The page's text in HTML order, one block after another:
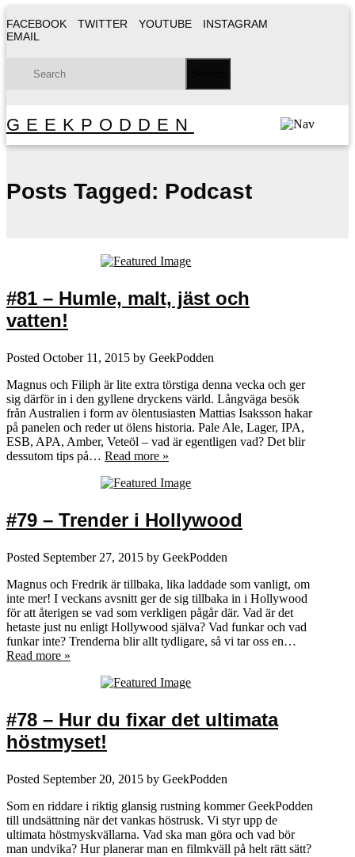
FACEBOOK TWITTER YOUTUBE
INSTAGRAM
EMAIL
GEEKPODDEN
Posts Tagged: Podcast
#81 – Humle, malt, jäst och
vatten!
Posted October 11, 2015 by GeekPodden
Magnus och Filiph är lite extra törstiga denna vecka och ger
sig därför in i den gyllene dryckens värld. Långväga besök
från Australien i form av ölentusiasten Mattias Isaksson hakar
på panelen och reder ut ölens historia. Pale Ale, Lager, IPA,
ESB, APA, Amber, Veteöl – vad är egentligen vad? Det blir
dessutom tips på… Read more »
#79 – Trender i Hollywood
Posted September 27, 2015 by GeekPodden
Magnus och Fredrik är tillbaka, lika laddade som vanligt, om
inte mer! I veckans avsnitt ger de sig tillbaka in i Hollywood
för att återigen se vad som verkligen pågår där. Vad är det
hetaste just nu enligt Hollywood själva? Vad funkar och vad
funkar inte? Trenderna blir allt tydligare, så vi tar oss en…
Read more »
#78 – Hur du fixar det ultimata
höstmyset!
Posted September 20, 2015 by GeekPodden
Som en riddare i riktig glansig rustning kommer GeekPodden
till undsättning när det vankas höstrusk. Vi styr upp de
ultimata höstmyskvällarna. Vad ska man göra och vad bör
man undvika? Hur planerar man en filmkväll på helt rätt sätt?